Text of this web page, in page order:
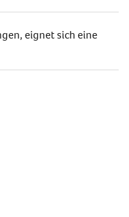
eignet sich eine